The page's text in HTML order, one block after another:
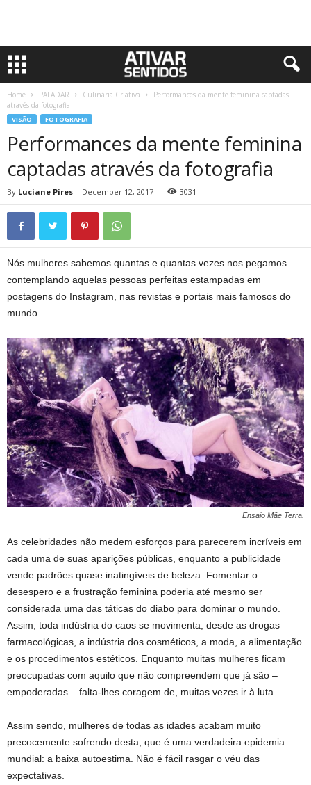
Home PALADAR Culinária Criativa
Performances da mente feminina captadas
através da fotografia
VISÃO FOTOGRAFIA
Performances da mente feminina
captadas através da fotografia
By Luciane Pires - December 12, 2017 3031
Nós mulheres sabemos quantas e quantas vezes nos pegamos
contemplando aquelas pessoas perfeitas estampadas em
postagens do Instagram, nas revistas e portais mais famosos do
mundo.
Ensaio Mãe Terra.
As celebridades não medem esforços para parecerem incríveis em
cada uma de suas aparições públicas, enquanto a publicidade
vende padrões quase inatingíveis de beleza. Fomentar o
desespero e a frustração feminina poderia até mesmo ser
considerada uma das táticas do diabo para dominar o mundo.
Assim, toda indústria do caos se movimenta, desde as drogas
farmacológicas, a indústria dos cosméticos, a moda, a alimentação
e os procedimentos estéticos. Enquanto muitas mulheres ficam
preocupadas com aquilo que não compreendem que já são –
empoderadas – falta-lhes coragem de, muitas vezes ir à luta.
Assim sendo, mulheres de todas as idades acabam muito
precocemente sofrendo desta, que é uma verdadeira epidemia
mundial: a baixa autoestima. Não é fácil rasgar o véu das
expectativas.